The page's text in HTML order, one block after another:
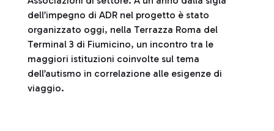
dell’impegno di ADR nel progetto è stato
organizzato oggi, nella Terrazza Roma del
Terminal 3 di Fiumicino, un incontro tra le
maggiori istituzioni coinvolte sul tema
dell’autismo in correlazione alle esigenze di
viaggio.